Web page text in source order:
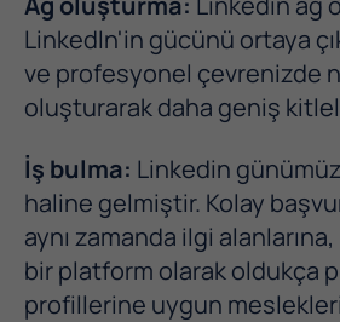
LinkedIn'in gücünü ortaya
ve profesyonel çevrenizde
oluşturarak daha geniş
İş bulma: Linkedin
haline gelmiştir. Kolay
aynı zamanda ilgi
bir platform olarak oldukça
profillerine uygun